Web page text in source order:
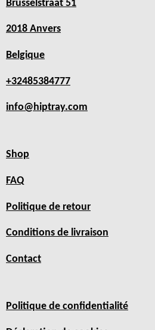
Brusselstraat 51
2018 Anvers
Belgique
+32485384777
info@hiptray.com
Shop
FAQ
Politique de retour
Conditions de livraison
Contact
Politique de confidentialité